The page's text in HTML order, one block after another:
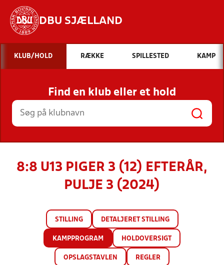
DBU SJÆLLAND
Hvad vil du søge efter?
INDHOLD OG NYHEDER
STILLINGER, RESULTATER, KLUBBER OG
HOLD
KLUB/HOLD RÆKKE SPILLESTED KAMP
Find en klub eller et hold
8:8 U13 PIGER 3 (12) EFTERÅR,
PULJE 3 (2024)
STILLING DETALJERET STILLING
KAMPPROGRAM HOLDOVERSIGT
OPSLAGSTAVLEN REGLER